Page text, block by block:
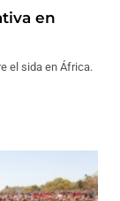
en
el sida en África.